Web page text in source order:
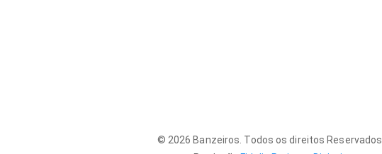
© 2026 Banzeiros. Todos os direitos Reservados.